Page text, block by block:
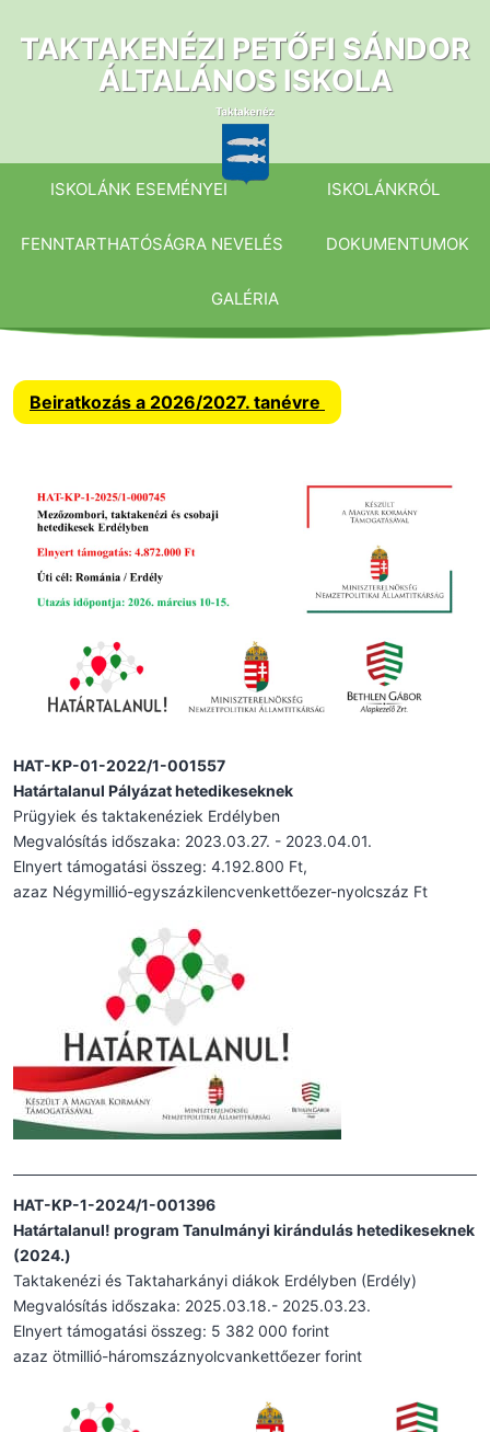
tartalomhoz
TAKTAKENÉZI PETŐFI SÁNDOR
ÁLTALÁNOS ISKOLA
ISKOLÁNK ESEMÉNYEI ISKOLÁNKRÓL
FENNTARTHATÓSÁGRA NEVELÉS DOKUMENTUMOK
GALÉRIA
Beiratkozás a 2026/2027. tanévre
HAT-KP-01-2022/1-001557
Határtalanul Pályázat hetedikeseknek
Prügyiek és taktakenéziek Erdélyben
Megvalósítás időszaka: 2023.03.27. - 2023.04.01.
Elnyert támogatási összeg: 4.192.800 Ft,
azaz Négymillió-egyszázkilencvenkettőezer-nyolcszáz Ft
HAT-KP-1-2024/1-001396
Határtalanul! program Tanulmányi kirándulás hetedikeseknek
(2024.)
Taktakenézi és Taktaharkányi diákok Erdélyben (Erdély)
Megvalósítás időszaka: 2025.03.18.- 2025.03.23.
Elnyert támogatási összeg: 5 382 000 forint
azaz ötmillió-háromszáznyolcvankettőezer forint